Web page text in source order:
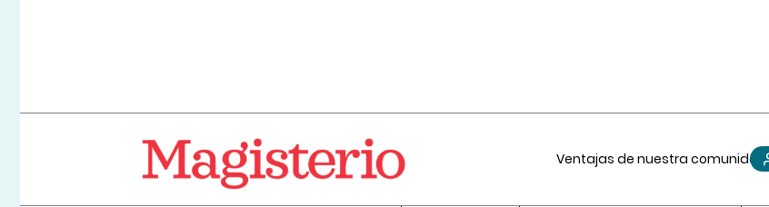
Ventajas de nuestra comunidad